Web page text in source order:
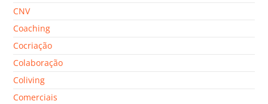
CNV
Coaching
Cocriação
Colaboração
Coliving
Comerciais